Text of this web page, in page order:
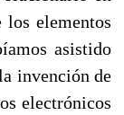
los elementos
asistido
invención de
electrónicos